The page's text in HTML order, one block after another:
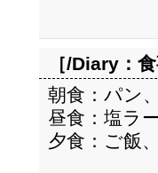
［/Diary：
朝食：パン
昼食：塩ラ
夕食：ご飯